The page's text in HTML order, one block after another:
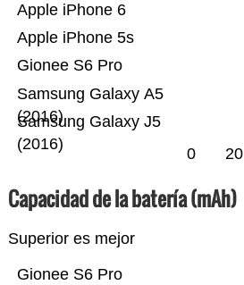
Samsung Galaxy J5
(2016)
Samsung Galaxy A5
(2016)
Gionee S6 Pro
Apple iPhone 5s
Apple iPhone 6
0 20
Capacidad de la batería (mAh)
Superior es mejor
Gionee S6 Pro